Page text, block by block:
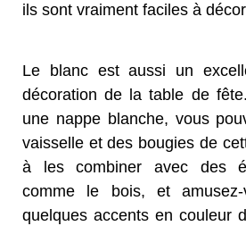
ils sont vraiment faciles à
Le blanc est aussi un
décoration de la table de
une nappe blanche, vous
vaisselle et des bougies de
à les combiner avec des
comme le bois, et
quelques accents en couleur